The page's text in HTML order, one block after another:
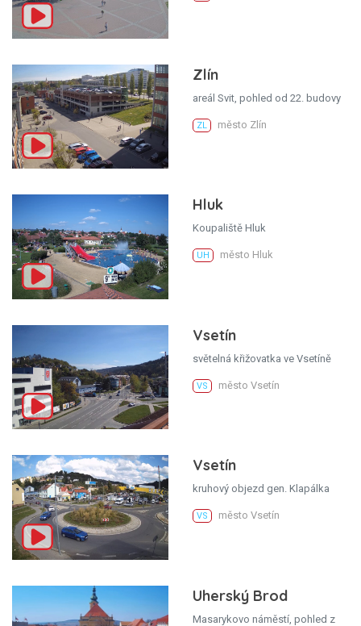
Zlín
areál Svit, pohled od 22. budovy
ZL město Zlín
Hluk
Koupaliště Hluk
UH město Hluk
Vsetín
světelná křižovatka ve Vsetíně
VS město Vsetín
Vsetín
kruhový objezd gen. Klapálka
VS město Vsetín
Uherský Brod
Masarykovo náměstí, pohled z